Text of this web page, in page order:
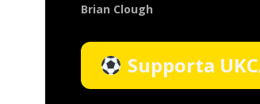
Brian Clough
Supporta